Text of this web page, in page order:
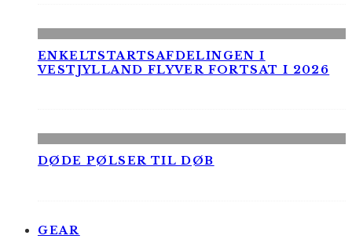
ENKELTSTARTSAFDELINGEN I
VESTJYLLAND FLYVER FORTSAT I 2026
DØDE PØLSER TIL DØB
GEAR